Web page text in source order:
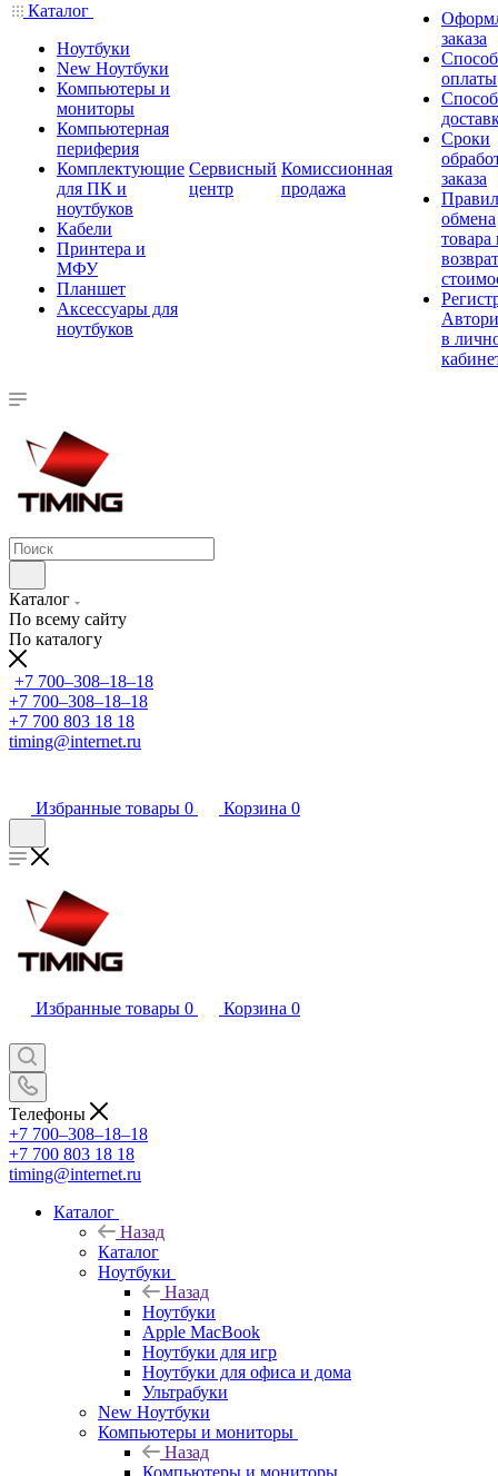
Каталог
Ноутбуки
New Ноутбуки
Компьютеры и
мониторы
Компьютерная
периферия
Комплектующие
для ПК и
ноутбуков
Кабели
Принтера и
МФУ
Планшет
Аксессуары для
ноутбуков
Сервисный
центр
Комиссионная
продажа
заказа
оплаты
Сроки
заказа
обмена
товара
в
Каталог
По всему сайту
По каталогу
+7 700‒308‒18‒18
+7 700‒308‒18‒18
+7 700 803 18 18
timing@internet.ru
Избранные товары 0 Корзина 0
Избранные товары 0 Корзина 0
Телефоны
+7 700‒308‒18‒18
+7 700 803 18 18
timing@internet.ru
Каталог
Назад
Каталог
Ноутбуки
Назад
Ноутбуки
Apple MacBook
Ноутбуки для игр
Ноутбуки для офиса и дома
Ультрабуки
New Ноутбуки
Компьютеры и мониторы
Назад
Компьютеры и мониторы